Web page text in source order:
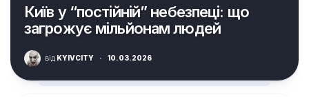
Київ у “постійній” небезпеці: що
загрожує мільйонам людей
від KYIVCITY · 10.03.2026